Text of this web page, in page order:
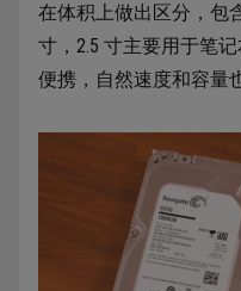
在体积上做出区分，包
寸，2.5 寸主要用于笔
便携，自然速度和容量